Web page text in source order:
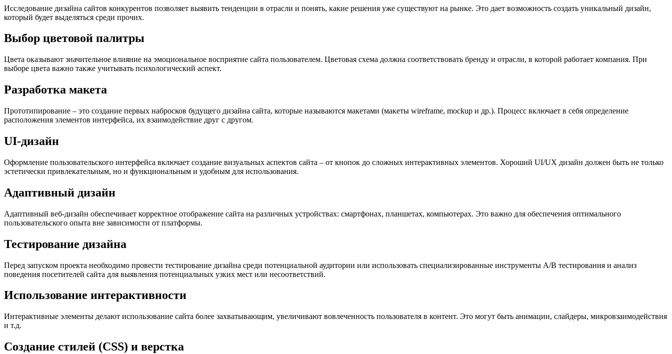
Исследование дизайна сайтов конкурентов позволяет выявить тенденции в отрасли и понять, какие решения уже существуют на рынке. Это дает возможность создать уникальный дизайн,
который будет выделяться среди прочих.
Выбор цветовой палитры
Цвета оказывают значительное влияние на эмоциональное восприятие сайта пользователем. Цветовая схема должна соответствовать бренду и отрасли, в которой работает компания. При
выборе цвета важно также учитывать психологический аспект.
Разработка макета
Прототипирование – это создание первых набросков будущего дизайна сайта, которые называются макетами (макеты wireframe, mockup и др.). Процесс включает в себя определение
расположения элементов интерфейса, их взаимодействие друг с другом.
UI-дизайн
Оформление пользовательского интерфейса включает создание визуальных аспектов сайта – от кнопок до сложных интерактивных элементов. Хороший UI/UX дизайн должен быть не только
эстетически привлекательным, но и функциональным и удобным для использования.
Адаптивный дизайн
Адаптивный веб-дизайн обеспечивает корректное отображение сайта на различных устройствах: смартфонах, планшетах, компьютерах. Это важно для обеспечения оптимального
пользовательского опыта вне зависимости от платформы.
Тестирование дизайна
Перед запуском проекта необходимо провести тестирование дизайна среди потенциальной аудитории или использовать специализированные инструменты A/B тестирования и анализ
поведения посетителей сайта для выявления потенциальных узких мест или несоответствий.
Использование интерактивности
Интерактивные элементы делают использование сайта более захватывающим, увеличивают вовлеченность пользователя в контент. Это могут быть анимации, слайдеры, микровзаимодействия
и т.д.
Создание стилей (CSS) и верстка